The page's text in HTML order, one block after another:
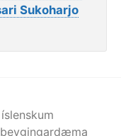
Sukoharjo